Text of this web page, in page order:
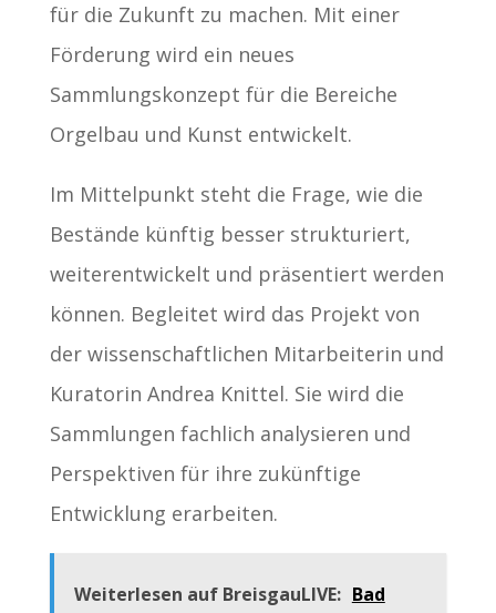
für die Zukunft zu machen. Mit einer
Förderung wird ein neues
Sammlungskonzept für die Bereiche
Orgelbau und Kunst entwickelt.
Im Mittelpunkt steht die Frage, wie die
Bestände künftig besser strukturiert,
weiterentwickelt und präsentiert werden
können. Begleitet wird das Projekt von
der wissenschaftlichen Mitarbeiterin und
Kuratorin Andrea Knittel. Sie wird die
Sammlungen fachlich analysieren und
Perspektiven für ihre zukünftige
Entwicklung erarbeiten.
Weiterlesen auf BreisgauLIVE: Bad